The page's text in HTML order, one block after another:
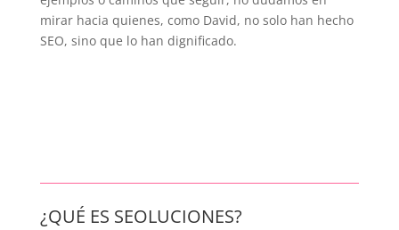
mirar hacia quienes, como David, no solo han hecho
SEO, sino que lo han dignificado.
¿QUÉ ES SEOLUCIONES?